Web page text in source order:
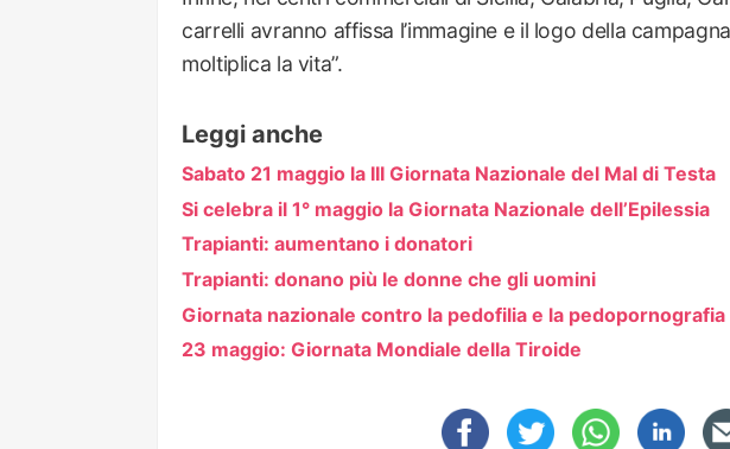
carrelli avranno affissa l’immagine e il logo della
moltiplica la vita”.
Leggi anche
Sabato 21 maggio la III Giornata Nazionale del Mal di Testa
Si celebra il 1° maggio la Giornata Nazionale dell’Epilessia
Trapianti: aumentano i donatori
Trapianti: donano più le donne che gli uomini
Giornata nazionale contro la pedofilia e la pedopornografia
23 maggio: Giornata Mondiale della Tiroide